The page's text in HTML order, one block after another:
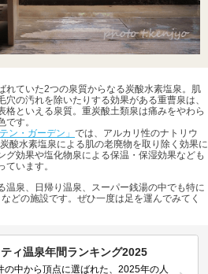
れていた2つの泉質からなる炭酸水素塩泉。肌
の汚れを除いたりする効果がある重曹泉は、
格といえる泉質。重炭酸土類泉は痛みをやわら
す。
ン・ガーデン」 では、アルカリ性のナトリウ
酸水素塩泉による肌の老廃物を取り除く効果に
グ効果や塩化物泉による保温・保湿効果なども
います。
温泉、日帰り温泉、スーパー銭湯の中でも特に
などの施設です。ぜひ一度は足を運んでみてく
ィ温泉年間ランキング2025
の中から頂点に選ばれた、2025年の人